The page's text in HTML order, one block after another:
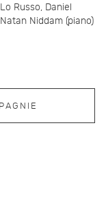
Russo, Daniel
Niddam (piano)